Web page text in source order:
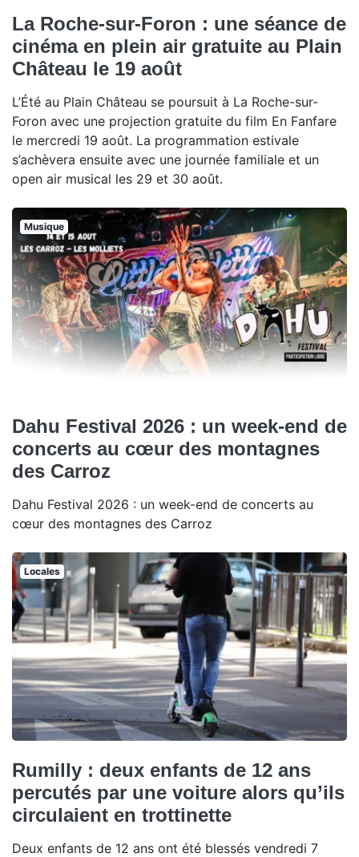
La Roche-sur-Foron : une séance de
cinéma en plein air gratuite au Plain
Château le 19 août
L’Été au Plain Château se poursuit à La Roche-sur-
Foron avec une projection gratuite du film En Fanfare
le mercredi 19 août. La programmation estivale
s’achèvera ensuite avec une journée familiale et un
open air musical les 29 et 30 août.
Musique
Dahu Festival 2026 : un week-end de
concerts au cœur des montagnes
des Carroz
Dahu Festival 2026 : un week-end de concerts au
cœur des montagnes des Carroz
Locales
Rumilly : deux enfants de 12 ans
percutés par une voiture alors qu’ils
circulaient en trottinette
Deux enfants de 12 ans ont été blessés vendredi 7